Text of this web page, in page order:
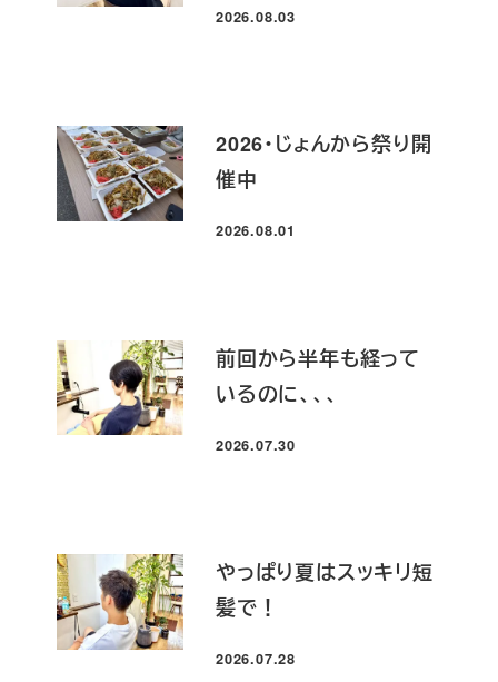
投稿日
2026.08.03
2026・じょんから祭り開
催中
投稿日
2026.08.01
前回から半年も経って
いるのに、、、
投稿日
2026.07.30
やっぱり夏はスッキリ短
髪で！
投稿日
2026.07.28